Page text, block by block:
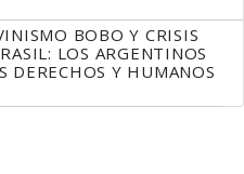
BOBO Y CRISIS
LOS ARGENTINOS
DERECHOS Y HUMANOS